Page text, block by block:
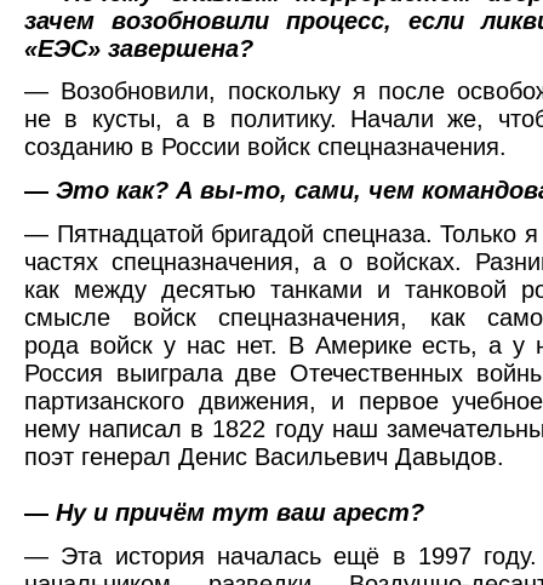
зачем возобновили процесс, если
«ЕЭС» завершена?
— Возобновили, поскольку я после
не в кусты, а в политику. Начали же,
созданию в России войск спецназначения.
— Это как? А вы-то, сами, чем
— Пятнадцатой бригадой спецназа. Только
частях спецназначения, а о войсках.
как между десятью танками и танковой
смысле войск спецназначения, как
рода войск у нас нет. В Америке есть, а у
Россия выиграла две Отечественных
партизанского движения, и первое
нему написал в 1822 году наш
поэт генерал Денис Васильевич Давыдов.
— Ну и причём тут ваш арест?
— Эта история началась ещё в 1997